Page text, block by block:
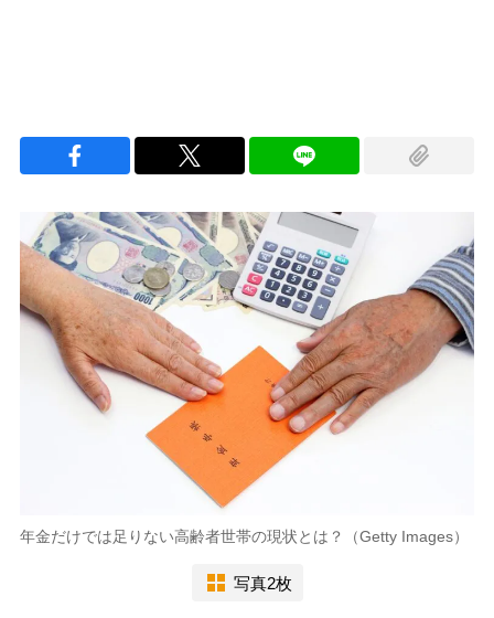
年金だけでは足りない高齢者世帯の現状とは？（Getty Images）
写真2枚